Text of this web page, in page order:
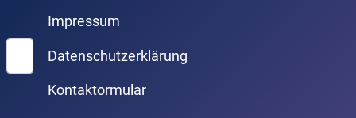
Suchen
Impressum
Datenschutzerklärung
Kontaktormular